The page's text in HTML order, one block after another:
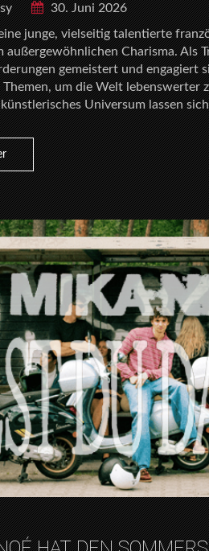
30. Juni 2026
junge, vielseitig talentierte
außergewöhnlichen Charisma. Als
gemeistert und engagiert
um die Welt lebenswerter
künstlerisches Universum lassen